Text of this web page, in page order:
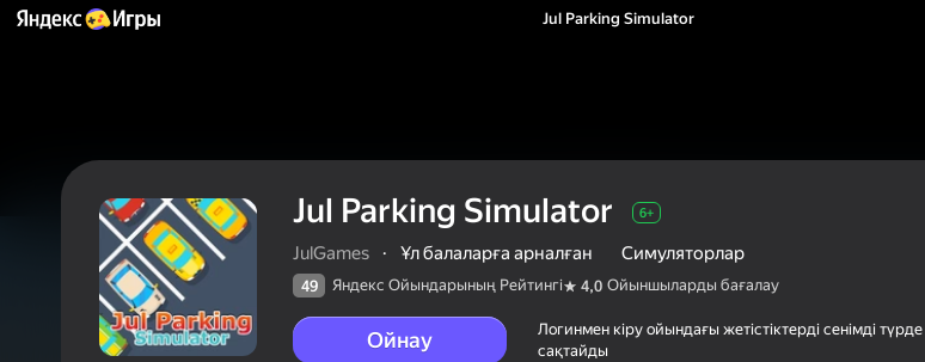
Jul Parking Simulator
Jul Parking Simulator 6+
JulGames · Ұл балаларға арналған Симуляторлар
49 Яндекс Ойындарының Рейтингі 4,0 Ойыншыларды бағалау
Ойнау
Логинмен кіру ойындағы жетістіктерді сенімді түрде
сақтайды